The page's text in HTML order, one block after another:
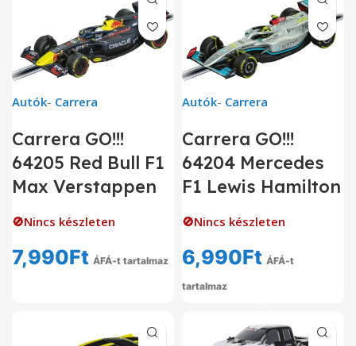
Autók- Carrera
Carrera GO!!!
64205 Red Bull F1
Max Verstappen
🚫Nincs készleten
7,990Ft ÁFÁ-t tartalmaz
Autók- Carrera
Carrera GO!!!
64204 Mercedes
F1 Lewis Hamilton
🚫Nincs készleten
6,990Ft ÁFÁ-t
tartalmaz